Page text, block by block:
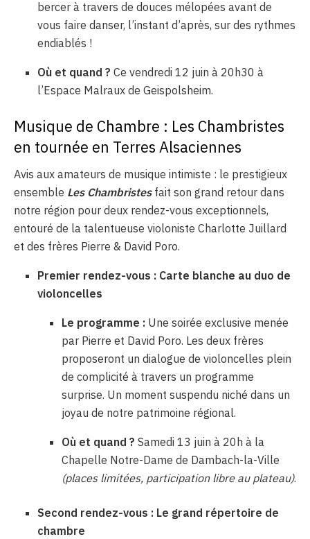
bercer à travers de douces mélopées avant de
vous faire danser, l’instant d’après, sur des rythmes
endiablés !
Où et quand ? Ce vendredi 12 juin à 20h30 à
l’Espace Malraux de Geispolsheim.
Musique de Chambre : Les Chambristes
en tournée en Terres Alsaciennes
Avis aux amateurs de musique intimiste : le prestigieux
ensemble Les Chambristesfait son grand retour dans
notre région pour deux rendez-vous exceptionnels,
entouré de la talentueuse violoniste Charlotte Juillard
et des frères Pierre & David Poro.
Premier rendez-vous : Carte blanche au duo de
violoncelles
Le programme :Une soirée exclusive menée
par Pierre et David Poro. Les deux frères
proposeront un dialogue de violoncelles plein
de complicité à travers un programme
surprise. Un moment suspendu niché dans un
joyau de notre patrimoine régional.
Où et quand ? Samedi 13 juin à 20h à la
Chapelle Notre-Dame de Dambach-la-Ville
(places limitées, participation libre au plateau).
Second rendez-vous : Le grand répertoire de
chambre